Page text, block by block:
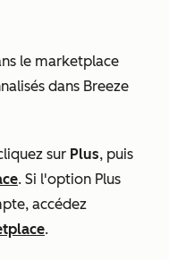
le marketplace
dans Breeze
sur Plus, puis
. Si l'option Plus
accédez
.